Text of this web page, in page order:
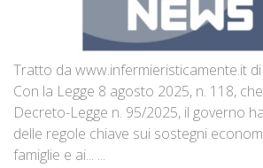
Tratto da www.infermieristicamente.it
Con la Legge 8 agosto 2025, n. 118,
Decreto-Legge n. 95/2025, il governo
delle regole chiave sui sostegni
famiglie e ai... ...